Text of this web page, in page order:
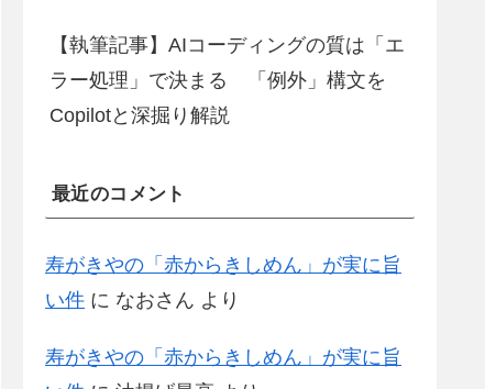
【執筆記事】AIコーディングの質は「エ
ラー処理」で決まる 「例外」構文を
Copilotと深掘り解説
最近のコメント
寿がきやの「赤からきしめん」が実に旨
い件 に なおさん より
寿がきやの「赤からきしめん」が実に旨